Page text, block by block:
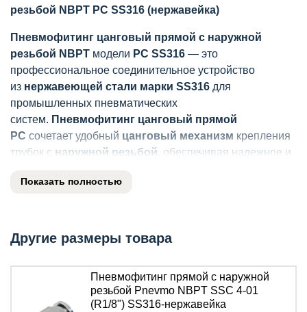
резьбой NBPT PC SS316 (нержавейка)
Пневмофитинг цанговый прямой с наружной
резьбой NBPT модели PC SS316 — это
профессиональное соединительное устройство
из нержавеющей стали марки SS316 для
промышленных пневматических
систем. Пневмофитинг цанговый прямой
PC сочетает удобный цанговый механизм крепления
трубок с наружной резьбой , обеспечивая надежное и
из нержавеющей стали SS316
Ключевые преимущества:
Надежное соединение:Пневмофитинг
цанговый прямойобеспечивает идеальную
герметизацию благодаряцанговому
Показать полностью
Другие размеры товара
Пневмофитинг прямой с наружной
резьбой Pnevmo NBPT SSC 4-01
(R1/8") SS316-нержавейка